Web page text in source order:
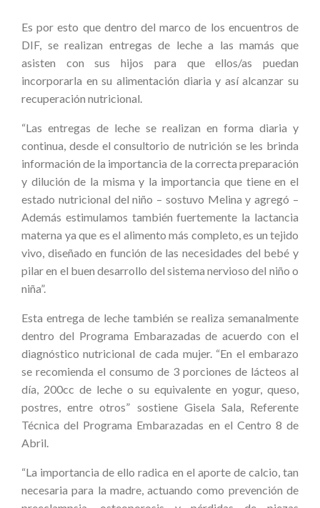
Es por esto que dentro del marco de los encuentros de
DIF, se realizan entregas de leche a las mamás que
asisten con sus hijos para que ellos/as puedan
incorporarla en su alimentación diaria y así alcanzar su
recuperación nutricional.
“Las entregas de leche se realizan en forma diaria y
continua, desde el consultorio de nutrición se les brinda
información de la importancia de la correcta preparación
y dilución de la misma y la importancia que tiene en el
estado nutricional del niño – sostuvo Melina y agregó –
Además estimulamos también fuertemente la lactancia
materna ya que es el alimento más completo, es un tejido
vivo, diseñado en función de las necesidades del bebé y
pilar en el buen desarrollo del sistema nervioso del niño o
niña”.
Esta entrega de leche también se realiza semanalmente
dentro del Programa Embarazadas de acuerdo con el
diagnóstico nutricional de cada mujer. “En el embarazo
se recomienda el consumo de 3 porciones de lácteos al
día, 200cc de leche o su equivalente en yogur, queso,
postres, entre otros” sostiene Gisela Sala, Referente
Técnica del Programa Embarazadas en el Centro 8 de
Abril.
“La importancia de ello radica en el aporte de calcio, tan
necesaria para la madre, actuando como prevención de